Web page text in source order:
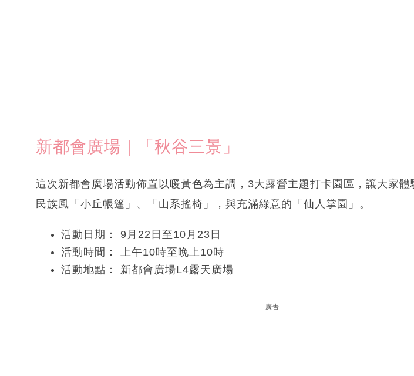
新都會廣場｜「秋谷三景」
這次新都會廣場活動佈置以暖黃色為主調，3大露營主題打卡園區，讓大家體
民族風「小丘帳篷」、「山系搖椅」，與充滿綠意的「仙人掌園」。
活動日期： 9月22日至10月23日
活動時間： 上午10時至晚上10時
活動地點： 新都會廣場L4露天廣場
廣告